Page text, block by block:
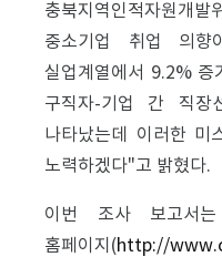
충북지역인적자원
중소기업 취업 의향
실업계열에서 9.2% 증
구직자-기업 간 직장
나타났는데 이러한 미
노력하겠다"고 밝혔다.
이번 조사 보고서는
홈페이지(http://